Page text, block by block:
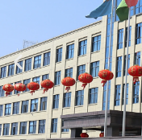
Previous
slide